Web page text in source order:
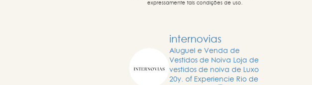
expressamente tais condições de uso.
internovias
Aluguel e Venda de
Vestidos de Noiva Loja de
vestidos de noiva de Luxo
20y. of ExperiencieRio de